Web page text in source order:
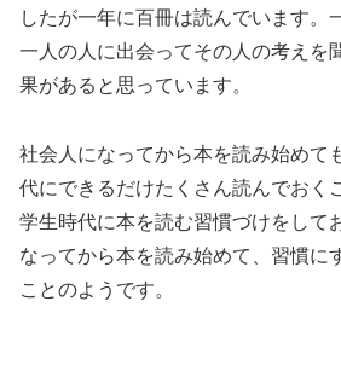
したが一年に百冊は読んでいます。
一人の人に出会ってその人の考えを
果があると思っています。
社会人になってから本を読み始めて
代にできるだけたくさん読んでおく
学生時代に本を読む習慣づけをして
なってから本を読み始めて、習慣に
ことのようです。